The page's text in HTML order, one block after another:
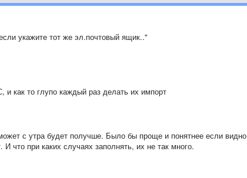
укажите тот же эл.почтовый ящик.."
как то глупо каждый раз делать их импорт
с утра будет получше. Было бы проще и понятнее если видно
что при каких случаях заполнять, их не так много.